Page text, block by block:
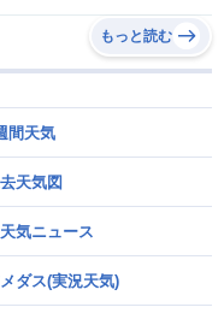
もっと読む
間天気
天気図
気ニュース
ダス(実況天気)